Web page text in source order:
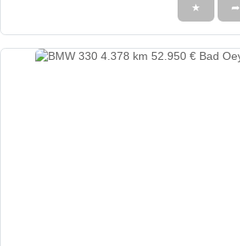
★ ➦